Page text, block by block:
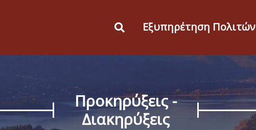
Εξυπηρέτηση Πολιτών
Προκηρύξεις -
Διακηρύξεις